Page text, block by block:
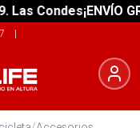
Condes¡ENVÍO
|